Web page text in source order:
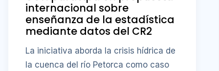
internacional sobre
enseñanza de la estadística
mediante datos del CR2
La iniciativa aborda la crisis hídrica de
la cuenca del río Petorca como caso